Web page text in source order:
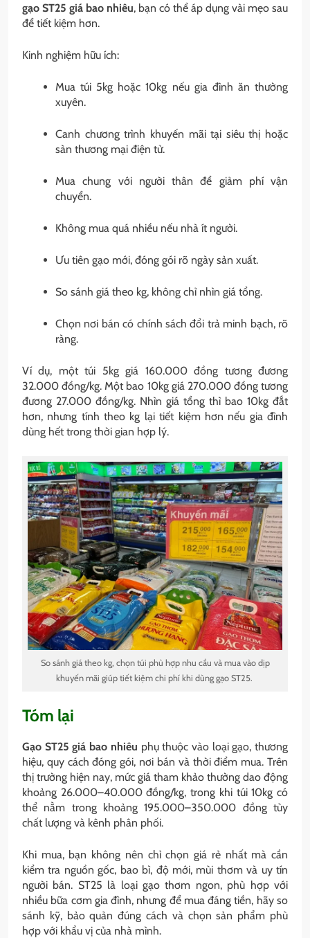
gạo ST25 giá bao nhiêu, bạn có thể áp dụng vài mẹo sau
để tiết kiệm hơn.
Kinh nghiệm hữu ích:
Mua túi 5kg hoặc 10kg nếu gia đình ăn thường
xuyên.
Canh chương trình khuyến mãi tại siêu thị hoặc
sàn thương mại điện tử.
Mua chung với người thân để giảm phí vận
chuyển.
Không mua quá nhiều nếu nhà ít người.
Ưu tiên gạo mới, đóng gói rõ ngày sản xuất.
So sánh giá theo kg, không chỉ nhìn giá tổng.
Chọn nơi bán có chính sách đổi trả minh bạch, rõ
ràng.
Ví dụ, một túi 5kg giá 160.000 đồng tương đương
32.000 đồng/kg. Một bao 10kg giá 270.000 đồng tương
đương 27.000 đồng/kg. Nhìn giá tổng thì bao 10kg đắt
hơn, nhưng tính theo kg lại tiết kiệm hơn nếu gia đình
dùng hết trong thời gian hợp lý.
So sánh giá theo kg, chọn túi phù hợp nhu cầu và mua vào dịp
khuyến mãi giúp tiết kiệm chi phí khi dùng gạo ST25.
Tóm lại
Gạo ST25 giá bao nhiêu phụ thuộc vào loại gạo, thương
hiệu, quy cách đóng gói, nơi bán và thời điểm mua. Trên
thị trường hiện nay, mức giá tham khảo thường dao động
khoảng 26.000–40.000 đồng/kg, trong khi túi 10kg có
thể nằm trong khoảng 195.000–350.000 đồng tùy
chất lượng và kênh phân phối.
Khi mua, bạn không nên chỉ chọn giá rẻ nhất mà cần
kiểm tra nguồn gốc, bao bì, độ mới, mùi thơm và uy tín
người bán. ST25 là loại gạo thơm ngon, phù hợp với
nhiều bữa cơm gia đình, nhưng để mua đáng tiền, hãy so
sánh kỹ, bảo quản đúng cách và chọn sản phẩm phù
hợp với khẩu vị của nhà mình.